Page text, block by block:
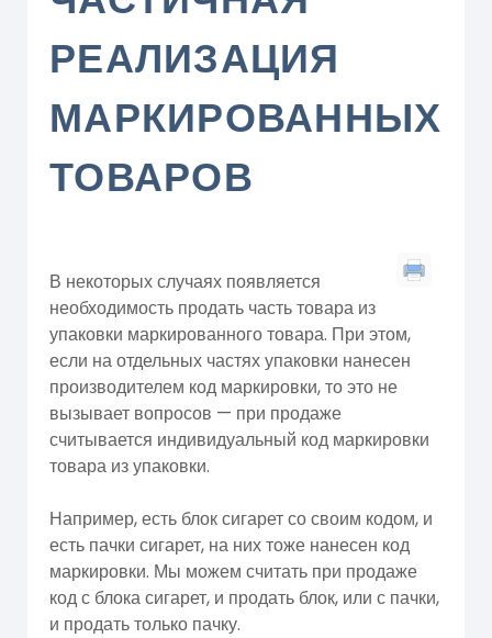
РЕАЛИЗАЦИЯ
МАРКИРОВАННЫХ
ТОВАРОВ
В некоторых случаях появляется
необходимость продать часть товара из
упаковки маркированного товара. При этом,
если на отдельных частях упаковки нанесен
производителем код маркировки, то это не
вызывает вопросов — при продаже
считывается индивидуальный код маркировки
товара из упаковки.
Например, есть блок сигарет со своим кодом, и
есть пачки сигарет, на них тоже нанесен код
маркировки. Мы можем считать при продаже
код с блока сигарет, и продать блок, или с пачки,
и продать только пачку.